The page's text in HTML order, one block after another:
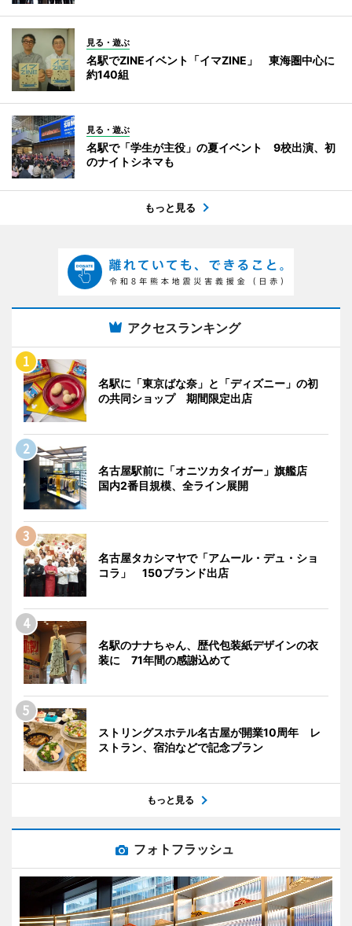
見る・遊ぶ
名駅でZINEイベント「イマZINE」 東海圏中心に
約140組
見る・遊ぶ
名駅で「学生が主役」の夏イベント 9校出演、初
のナイトシネマも
もっと見る
アクセスランキング
名駅に「東京ばな奈」と「ディズニー」の初
の共同ショップ 期間限定出店
名古屋駅前に「オニツカタイガー」旗艦店
国内2番目規模、全ライン展開
名古屋タカシマヤで「アムール・デュ・ショ
コラ」 150ブランド出店
名駅のナナちゃん、歴代包装紙デザインの衣
装に 71年間の感謝込めて
ストリングスホテル名古屋が開業10周年 レ
ストラン、宿泊などで記念プラン
もっと見る
フォトフラッシュ